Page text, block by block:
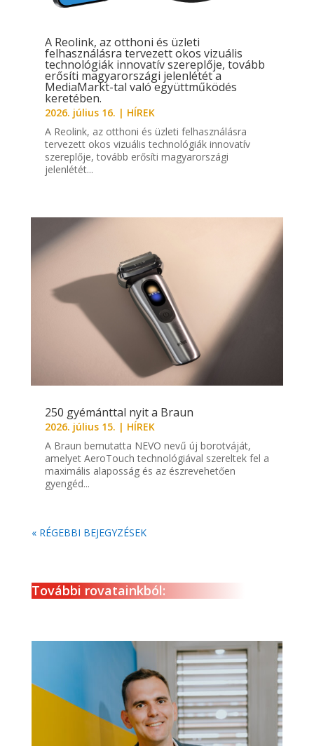
A Reolink, az otthoni és üzleti
felhasználásra tervezett okos vizuális
technológiák innovatív szereplője, tovább
erősíti magyarországi jelenlétét a
MediaMarkt-tal való együttműködés
keretében.
2026. július 16. | HÍREK
A Reolink, az otthoni és üzleti felhasználásra
tervezett okos vizuális technológiák innovatív
szereplője, tovább erősíti magyarországi
jelenlétét...
250 gyémánttal nyit a Braun
2026. július 15. | HÍREK
A Braun bemutatta NEVO nevű új borotváját,
amelyet AeroTouch technológiával szereltek fel a
maximális alaposság és az észrevehetően
gyengéd...
« RÉGEBBI BEJEGYZÉSEK
További rovatainkból: